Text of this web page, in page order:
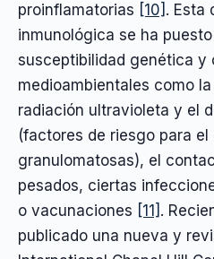
proinflamatorias [10] . Esta
inmunológica se ha
susceptibilidad genética y
medioambientales como
radiación ultravioleta y el
(factores de riesgo para
granulomatosas), el
pesados, ciertas
o vacunaciones [11] .
publicado una nueva y